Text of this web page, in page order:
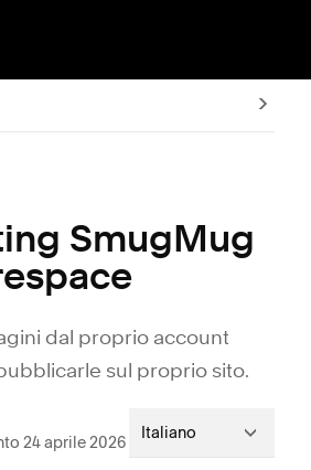
SmugMug
dal proprio account
sul proprio sito.
24 aprile 2026 Italiano